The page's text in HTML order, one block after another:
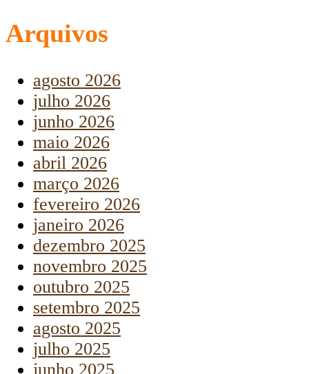
Arquivos
agosto 2026
julho 2026
junho 2026
maio 2026
abril 2026
março 2026
fevereiro 2026
janeiro 2026
dezembro 2025
novembro 2025
outubro 2025
setembro 2025
agosto 2025
julho 2025
junho 2025